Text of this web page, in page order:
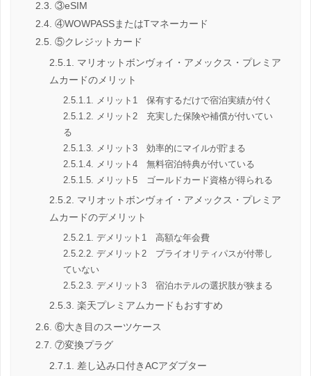
③eSIM
④WOWPASSまたはTマネーカード
⑤クレジットカード
マリオットボンヴォイ・アメックス・プレミア
ムカードのメリット
メリット1 保有するだけで宿泊実績が付く
メリット2 充実した保険や補償が付いてい
る
メリット3 効率的にマイルが貯まる
メリット4 無料宿泊特典が付いている
メリット5 ゴールドカード資格が得られる
マリオットボンヴォイ・アメックス・プレミア
ムカードのデメリット
デメリット1 高額な年会費
デメリット2 プライオリティパスが付帯し
ていない
デメリット3 宿泊ホテルの選択肢が狭まる
楽天プレミアムカードもおすすめ
⑥大き目のスーツケース
⑦変換プラグ
差し込み口付きACアダプター